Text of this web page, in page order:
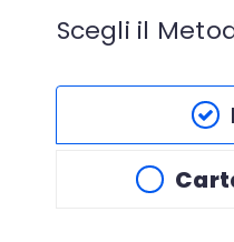
Scegli il